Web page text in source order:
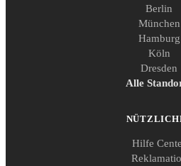
Berlin
München
Hamburg
Köln
Dresden
Alle
Hilfe